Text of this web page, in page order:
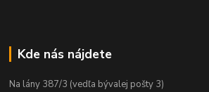
Kde nás nájdete
Na lány 387/3 (vedľa bývalej pošty 3)